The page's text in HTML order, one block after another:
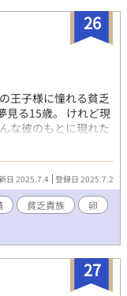
別が男だろうと孕
見た目は淑女、性格
26
王子様に憧れる貧乏
見る15歳。 けれど現
な彼のもとに現れた
オ。 「恋って……な
お花畑が暴走し
は現実になりかけ
じまる、ほんとうの
日 2025.7.4 登録日 2025.7.2
貧乏貴族
卵
27